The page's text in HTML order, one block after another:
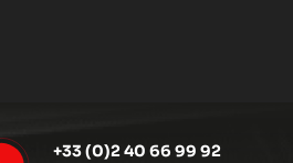
+33 (0)2 40 66 99 92